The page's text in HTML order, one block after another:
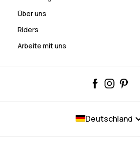
Über uns
Riders
Arbeite mit uns
Deutschland